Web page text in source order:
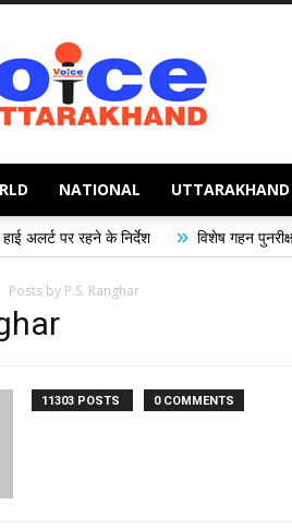
NATIONAL UTTARAKHAND
के निर्देश » विशेष गहन पुनरीक्षण (SIR)
Posts by P.S. Ranghar
11303 POSTS 0 COMMENTS